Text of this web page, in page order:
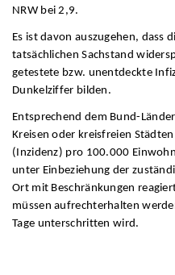
NRW bei 2,9.
Es ist davon auszugehen, dass
tatsächlichen Sachstand
getestete bzw. unentdeckte
Dunkelziffer bilden.
Entsprechend dem Bund-
Kreisen oder kreisfreien
(Inzidenz) pro 100.000
unter Einbeziehung der
Ort mit Beschränkungen
müssen aufrechterhalten
Tage unterschritten wird.